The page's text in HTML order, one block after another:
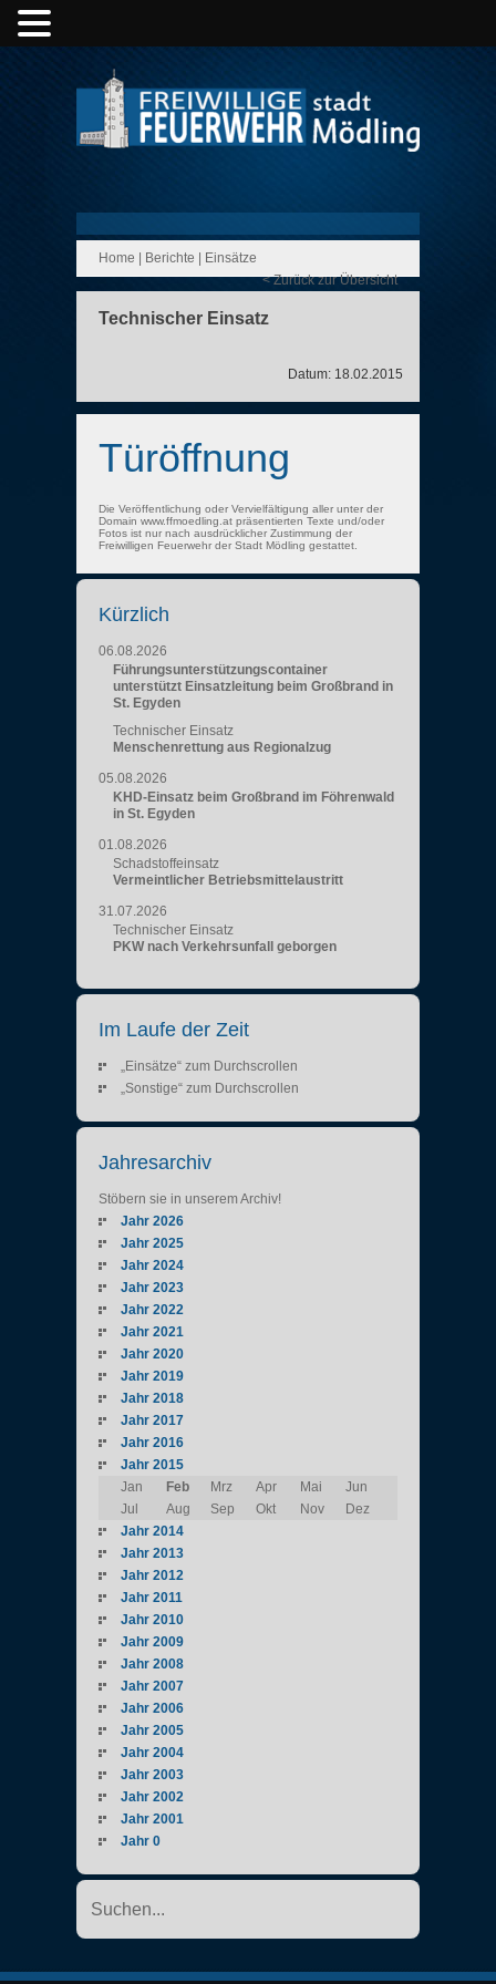
Home Berichte
Einsätze
< Zurück zur Übersicht
Technischer Einsatz
Datum: 18.02.2015
Türöffnung
Die Veröffentlichung oder Vervielfältigung aller unter der
Domain www.ffmoedling.at präsentierten Texte und/oder
Fotos ist nur nach ausdrücklicher Zustimmung der
Freiwilligen Feuerwehr der Stadt Mödling gestattet.
Kürzlich
06.08.2026
Führungsunterstützungscontainer
unterstützt Einsatzleitung beim Großbrand in
St. Egyden
Technischer Einsatz
Menschenrettung aus Regionalzug
05.08.2026
KHD-Einsatz beim Großbrand im Föhrenwald
in St. Egyden
01.08.2026
Schadstoffeinsatz
Vermeintlicher Betriebsmittelaustritt
31.07.2026
Technischer Einsatz
PKW nach Verkehrsunfall geborgen
Im Laufe der Zeit
„Einsätze“ zum Durchscrollen
„Sonstige“ zum Durchscrollen
Jahresarchiv
Stöbern sie in unserem Archiv!
Jahr 2026
Jahr 2025
Jahr 2024
Jahr 2023
Jahr 2022
Jahr 2021
Jahr 2020
Jahr 2019
Jahr 2018
Jahr 2017
Jahr 2016
Jahr 2015
Jan
Feb Mrz Apr Mai
Jun
Jul
Aug Sep Okt Nov
Dez
Jahr 2014
Jahr 2013
Jahr 2012
Jahr 2011
Jahr 2010
Jahr 2009
Jahr 2008
Jahr 2007
Jahr 2006
Jahr 2005
Jahr 2004
Jahr 2003
Jahr 2002
Jahr 2001
Jahr 0